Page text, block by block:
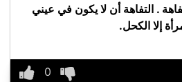
. التفاهة أن لا يكون في عيني
إلا الكحل.